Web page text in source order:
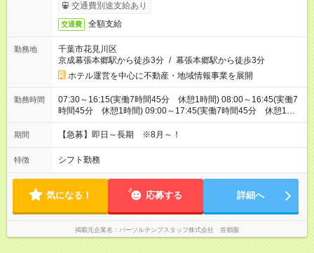
交通費別途支給あり
交通費 全額支給
勤務地
千葉市花見川区
京成幕張本郷駅から徒歩3分 / 幕張本郷駅から徒歩3分
ホテル運営を中心に不動産・地域情報事業を展開
勤務時間
07:30～16:15(実働7時間45分 休憩1時間) 08:00～16:45(実働7
時間45分 休憩1時間) 09:00～17:45(実働7時間45分 休憩1時
間)
期間 【急募】即日～長期 ※8月～！
特徴 シフト勤務
気になる！ 応募する 詳細へ
掲載元企業名 パーソルテンプスタッフ株式会社 首都圏